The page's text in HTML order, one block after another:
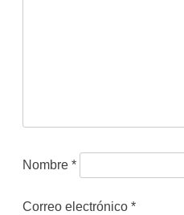
Nombre *
Correo electrónico *